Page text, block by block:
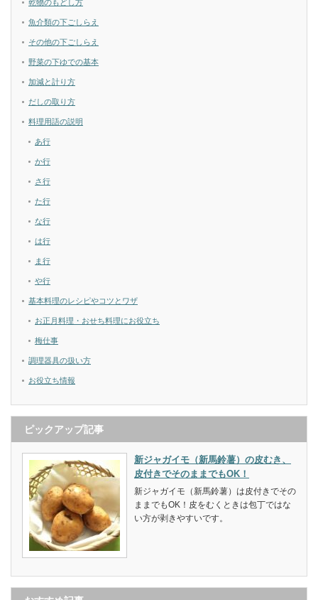
乾物のもどし方
魚介類の下ごしらえ
その他の下ごしらえ
野菜の下ゆでの基本
加減と計り方
だしの取り方
料理用語の説明
あ行
か行
さ行
た行
な行
は行
ま行
や行
基本料理のレシピやコツとワザ
お正月料理・おせち料理にお役立ち
梅仕事
調理器具の扱い方
お役立ち情報
ピックアップ記事
新ジャガイモ（新馬鈴薯）の皮むき、
皮付きでそのままでもOK！
新ジャガイモ（新馬鈴薯）は皮付きでその
ままでもOK！皮をむくときは包丁ではな
い方が剥きやすいです。